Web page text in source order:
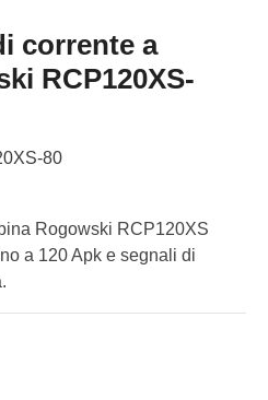
corrente a
RCP120XS-
80
Rogowski RCP120XS
a 120 Apk e segnali di